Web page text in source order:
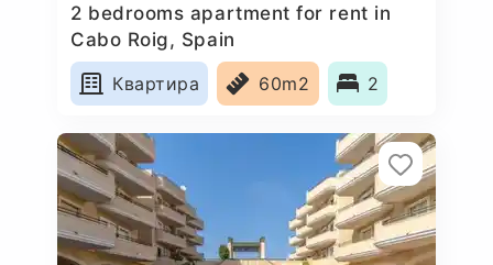
2 bedrooms apartment for rent in
Cabo Roig, Spain
Квартира
60m2 2